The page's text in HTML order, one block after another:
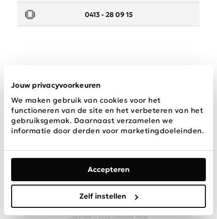
Jouw privacyvoorkeuren
We maken gebruik van cookies voor het
functioneren van de site en het verbeteren van het
gebruiksgemak. Daarnaast verzamelen we
informatie door derden voor marketingdoeleinden.
Accepteren
Zelf instellen
0413 - 28 09 15
Wij zijn Schijvens mode
Copyright © 2026 Schijvens Mode
Algemene
Privacy &
Cookies
Disclaimer